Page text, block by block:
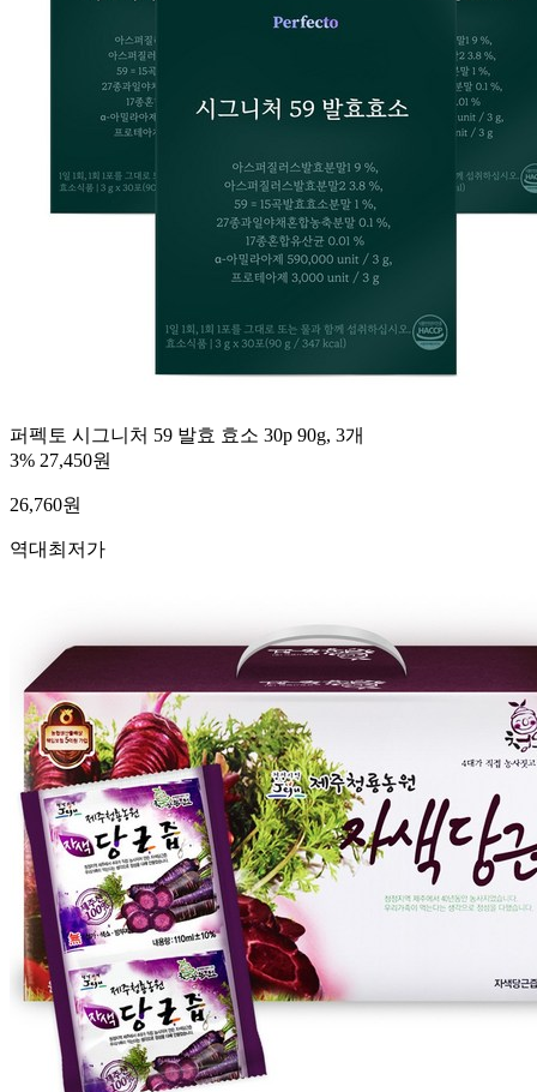
퍼펙토 시그니처 59 발효 효소 30p 90g, 3개
3% 27,450원
26,760원
역대최저가